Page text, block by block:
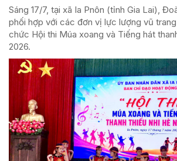
Sáng 17/7, tại xã Ia Pnôn (tỉnh Gia Lai),
phối hợp với các đơn vị lực lượng vũ
chức Hội thi Múa xoang và Tiếng hát
2026.